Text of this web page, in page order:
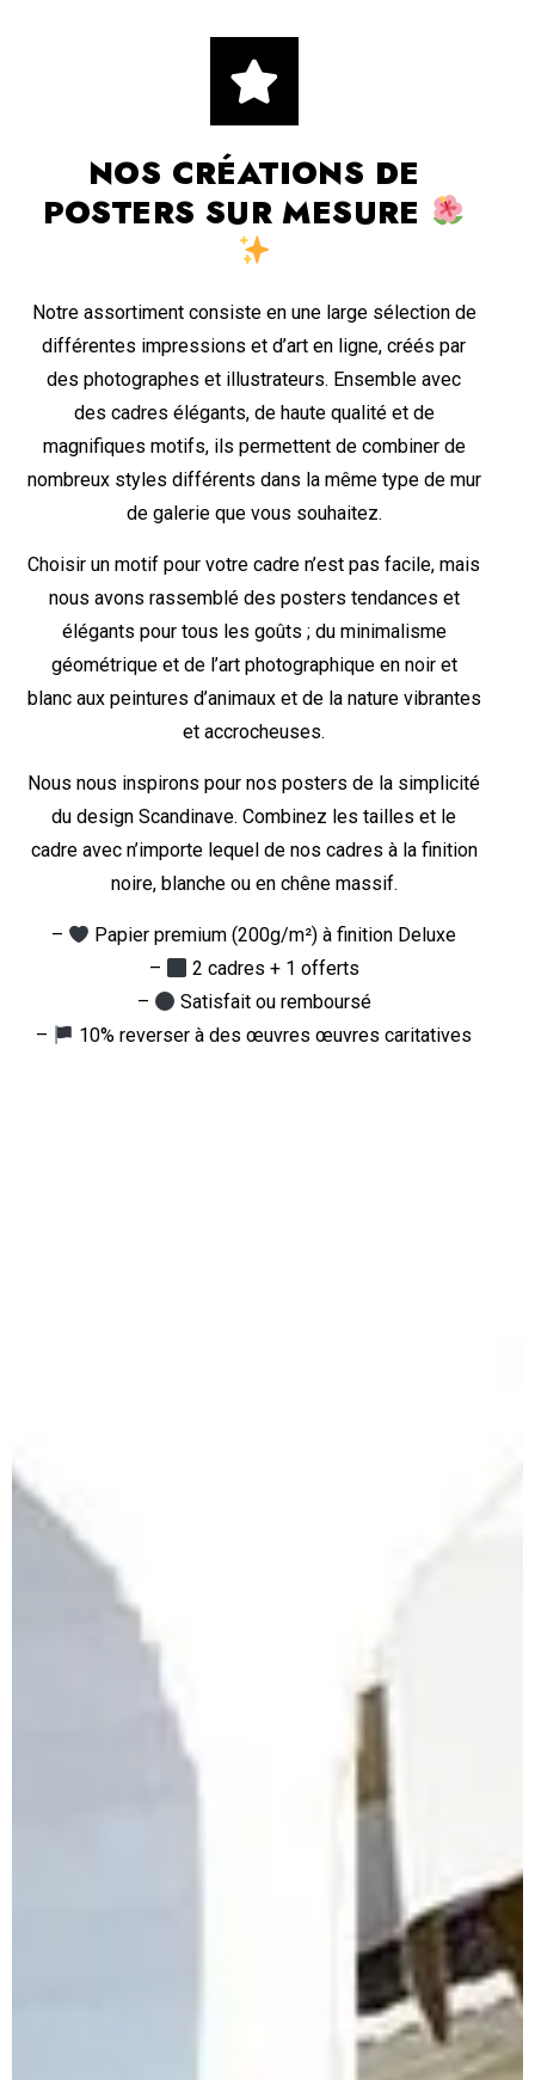
NOS CRÉATIONS DE
POSTERS SUR MESURE
Notre assortiment consiste en une large sélection de
différentes impressions et d’art en ligne, créés par
des photographes et illustrateurs. Ensemble avec
des cadres élégants, de haute qualité et de
magnifiques motifs, ils permettent de combiner de
nombreux styles différents dans la même type de mur
de galerie que vous souhaitez.
Choisir un motif pour votre cadre n’est pas facile, mais
nous avons rassemblé des posters tendances et
élégants pour tous les goûts ; du minimalisme
géométrique et de l’art photographique en noir et
blanc aux peintures d’animaux et de la nature vibrantes
et accrocheuses.
Nous nous inspirons pour nos posters de la simplicité
du design Scandinave. Combinez les tailles et le
cadre avec n’importe lequel de nos cadres à la finition
noire, blanche ou en chêne massif.
–
Papier premium (200g/m²) à finition Deluxe
–
2 cadres + 1 offerts
–
Satisfait ou remboursé
–
10% reverser à des œuvres œuvres caritatives